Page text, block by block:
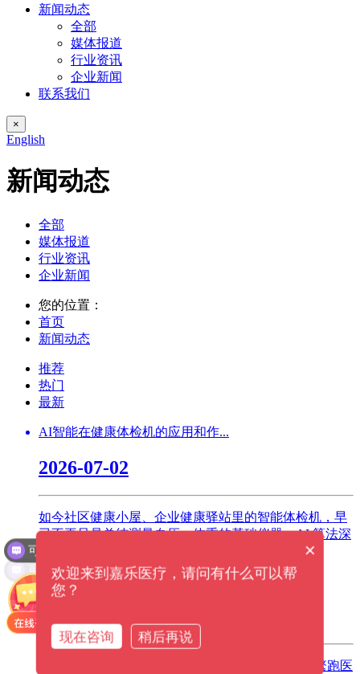
新闻动态
全部
媒体报道
行业资讯
企业新闻
联系我们
×
English
新闻动态
全部
媒体报道
行业资讯
企业新闻
您的位置：
首页
新闻动态
推荐
热门
最新
AI智能在健康体检机的应用和作...
2026-07-02
如今社区健康小屋、企业健康驿站里的智能体检机，早
已不再只是单纯测量血压、体重的基础仪器。AI 算法深
健康一体机+慢病管理：在家门口...
对于高血压、糖尿病患者来说，最头疼的就是“频繁跑医
可以介绍下你们的产品么？
可以提供解决方案吗？ ×
欢迎来到嘉乐医疗，请问有什么可以帮
您？
现在咨询 稍后再说